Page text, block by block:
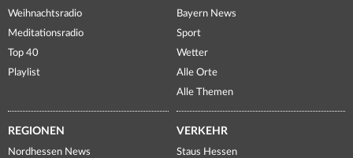
Weihnachtsradio
Meditationsradio
Top 40
Playlist
Bayern News
Sport
Wetter
Alle Orte
Alle Themen
REGIONEN
Nordhessen News
VERKEHR
Staus Hessen